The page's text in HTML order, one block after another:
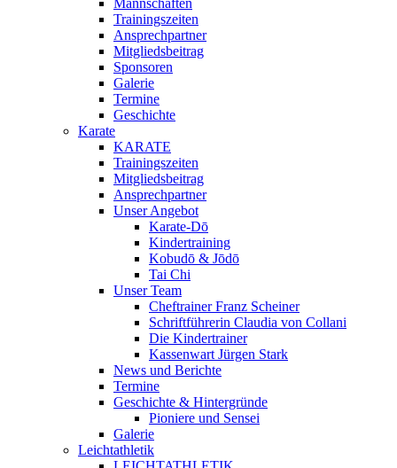
Mannschaften
Trainingszeiten
Ansprechpartner
Mitgliedsbeitrag
Sponsoren
Galerie
Termine
Geschichte
Karate
KARATE
Trainingszeiten
Mitgliedsbeitrag
Ansprechpartner
Unser Angebot
Karate-Dō
Kindertraining
Kobudō & Jōdō
Tai Chi
Unser Team
Cheftrainer Franz Scheiner
Schriftführerin Claudia von Collani
Die Kindertrainer
Kassenwart Jürgen Stark
News und Berichte
Termine
Geschichte & Hintergründe
Pioniere und Sensei
Galerie
Leichtathletik